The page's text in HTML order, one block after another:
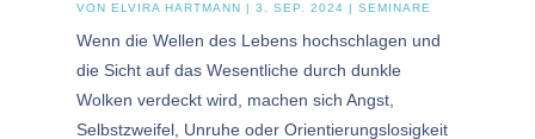
VON ELVIRA HARTMANN 3. SEP. 2024 SEMINARE
Wenn die Wellen des Lebens hochschlagen und
die Sicht auf das Wesentliche durch dunkle
Wolken verdeckt wird, machen sich Angst,
Selbstzweifel, Unruhe oder Orientierungslosigkeit